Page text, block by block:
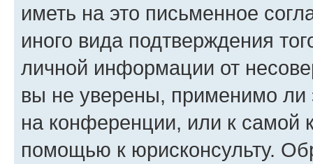
иметь на это письменное
иного вида подтверждения
личной информации от
вы не уверены, применимо ли
на конференции, или к самой
помощью к юрисконсульту.